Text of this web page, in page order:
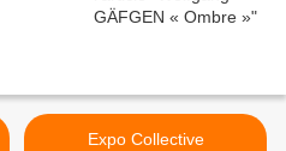
Expo Collective